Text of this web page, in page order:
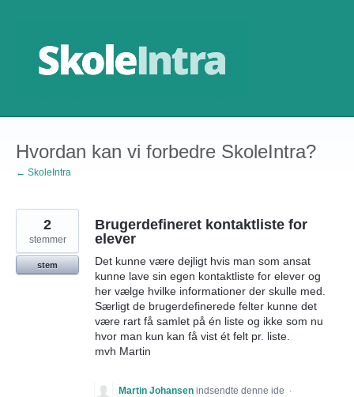
Hvordan kan vi forbedre SkoleIntra?
← SkoleIntra
Brugerdefineret kontaktliste for
elever
Det kunne være dejligt hvis man som ansat
kunne lave sin egen kontaktliste for elever og
her vælge hvilke informationer der skulle med.
Særligt de brugerdefinerede felter kunne det
være rart få samlet på én liste og ikke som nu
hvor man kun kan få vist ét felt pr. liste.
mvh Martin
2
stemmer
stem
Martin Johansen indsendte denne ide
·